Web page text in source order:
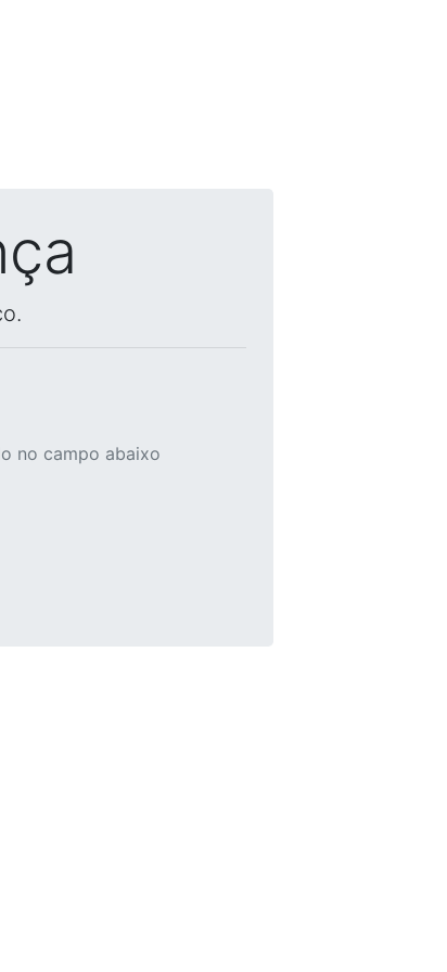
no campo abaixo